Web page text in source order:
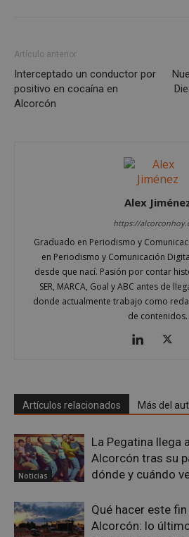
Artículo anterior
Interceptado un conductor por
positivo en cocaína en
Alcorcón
Alex
https://
Graduado en Periodismo y
en Periodismo y Comunicación
desde que nací. Pasión por contar
SER, MARCA, Goal y ABC antes de
donde actualmente trabajo como
de contenidos.
Artículos relacionados Más del
Noticias
La Pegatina llega
Alcorcón tras su
dónde y cuándo
Qué hacer este
Alcorcón: lo último
VISITOR_PRIVACY_METADATA